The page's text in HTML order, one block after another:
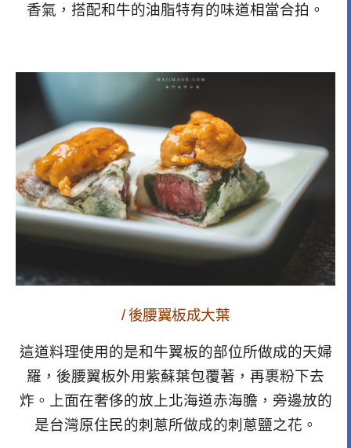
香氣，搭配和牛的油脂特有的味道相當合拍。
/ 後腰翼板成大葉
這道料理使用的是和牛翼板的部位所做成的天婦
羅，後腰翼板外用紫蘇葉包覆著，再裹粉下去
炸。上面在奢侈的放上北海道赤海膽，旁邊放的
是台灣原住民的刺蔥所做成的刺蔥鹽之花。